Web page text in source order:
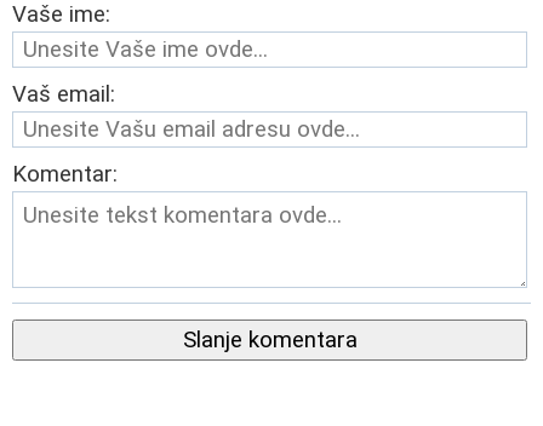
Vaše ime:
Vaš email:
Komentar:
Slanje komentara